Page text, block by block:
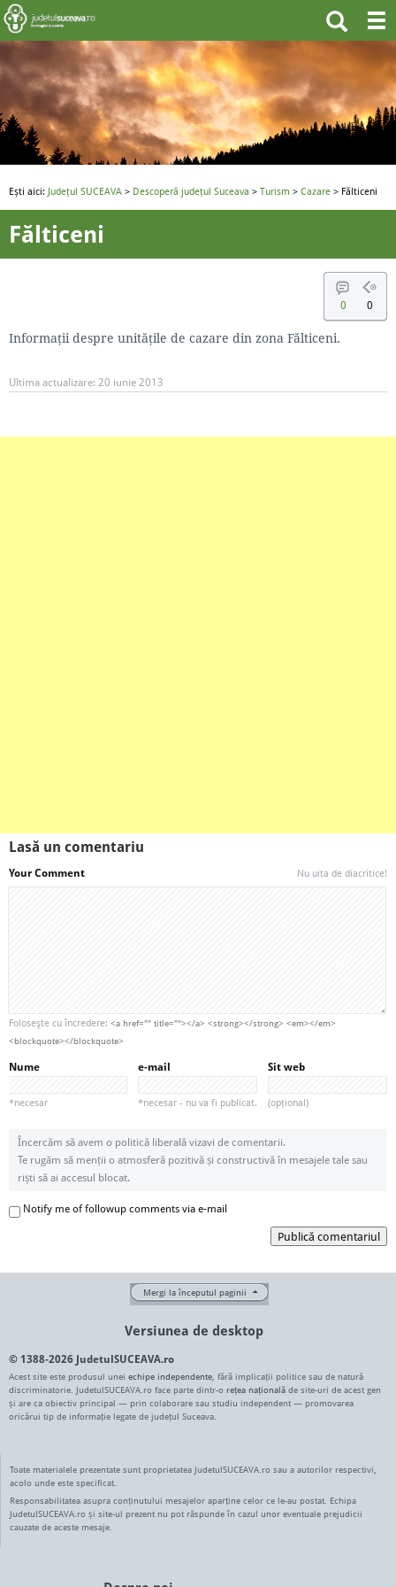
Ești aici: Județul SUCEAVA > Descoperă județul Suceava > Turism > Cazare > Fălticeni
Fălticeni
0 0
Informații despre unitățile de cazare din zona Fălticeni.
Ultima actualizare: 20 iunie 2013
Lasă un comentariu
Your Comment Nu uita de diacritice!
Foloseşte cu încredere: <a href="" title=""></a> <strong></strong> <em></em>
<blockquote></blockquote>
Nume
*necesar
e-mail
*necesar - nu va fi publicat.
Sit web
(opțional)
Încercăm să avem o politică liberală vizavi de comentarii.
Te rugăm să menții o atmosferă pozitivă și constructivă în mesajele tale sau
riști să ai accesul blocat.
Notify me of followup comments via e-mail
Publică comentariul
Mergi la începutul paginii
Versiunea de desktop
© 1388-2026 JudetulSUCEAVA.ro
Acest site este produsul unei echipe independente , fără implicații politice sau de natură
discriminatorie. JudetulSUCEAVA.ro face parte dintr-o rețea națională de site-uri de acest gen
și are ca obiectiv principal — prin colaborare sau studiu independent — promovarea
oricărui tip de informație legate de județul Suceava.
Toate materialele prezentate sunt proprietatea JudetulSUCEAVA.ro sau a autorilor respectivi,
acolo unde este specificat.
Responsabilitatea asupra conținutului mesajelor aparține celor ce le-au postat. Echipa
JudetulSUCEAVA.ro și site-ul prezent nu pot răspunde în cazul unor eventuale prejudicii
cauzate de aceste mesaje.